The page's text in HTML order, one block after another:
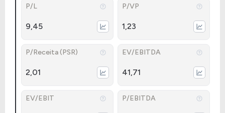
P/L
9,45
P/VP
1,23
P/Receita (PSR)
2,01
EV/EBITDA
41,71
EV/EBIT P/EBITDA